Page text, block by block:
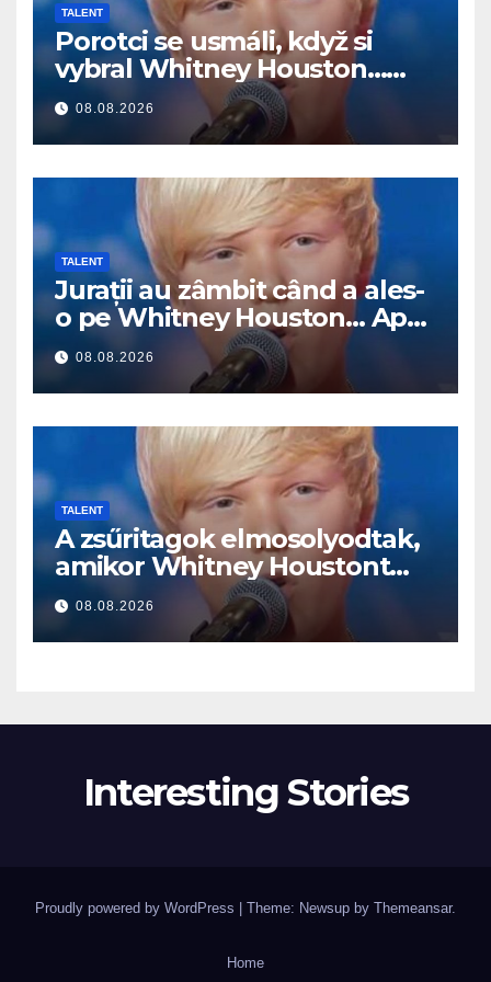
TALENT
Porotci se usmáli, když si
vybral Whitney Houston…
Pak začal zpívat
08.08.2026
TALENT
Jurații au zâmbit când a ales-
o pe Whitney Houston… Apoi
a început să cânte
08.08.2026
TALENT
A zsűritagok elmosolyodtak,
amikor Whitney Houstont
választotta… Aztán énekelni
kezdett
08.08.2026
Interesting Stories
Proudly powered by WordPress Theme: Newsup by Themeansar.
Home